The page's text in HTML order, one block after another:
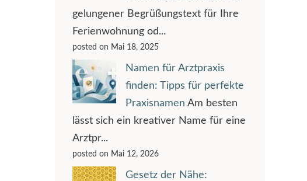
gelungener Begrüßungstext für Ihre
Ferienwohnung od...
posted on Mai 18, 2025
Namen für Arztpraxis
finden: Tipps für perfekte
Praxisnamen Am besten
lässt sich ein kreativer Name für eine
Arztpr...
posted on Mai 12, 2026
Gesetz der Nähe: